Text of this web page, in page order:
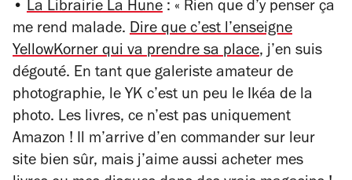
• La Librairie La Hune : « Rien que d’y penser ça
me rend malade. Dire que c’est l’enseigne
YellowKorner qui va prendre sa place, j’en suis
dégouté. En tant que galeriste amateur de
photographie, le YK c’est un peu le Ikéa de la
photo. Les livres, ce n’est pas uniquement
Amazon ! Il m’arrive d’en commander sur leur
site bien sûr, mais j’aime aussi acheter mes